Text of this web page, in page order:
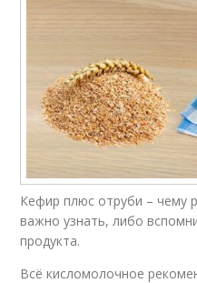
Кефир плюс отруби – чему
важно узнать, либо
продукта.
Всё кисломолочное